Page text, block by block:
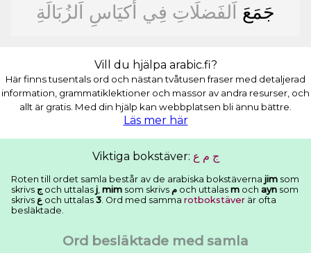
ﺟَﻤَﻊَ ﺍَﻟﻔَﻀﻠَﺎﺕِ ﻓِﻲ ﺃَﻛﻴَﺎﺱِ ﺍَﻟﺰُﺑَﺎﻟَﺔِ
Vill du hjälpa arabic.fi?
Här finns tusentals ord och nästan tvåtusen fraser med detaljerad
information, grammatiklektioner och massor av andra resurser, och
allt är gratis. Med din hjälp kan webbplatsen bli ännu bättre.
Läs mer här
Viktiga bokstäver: ﺝ ﻡ ﻉ
Roten till ordet samla består av de arabiska bokstäverna jim som
skrivs ﺝ och uttalas j mim som skrivs ﻡ och uttalas m och ayn som
skrivs ﻉ och uttalas 3 . Ord med samma rotbokstäver är ofta
besläktade.
Ord besläktade med samla